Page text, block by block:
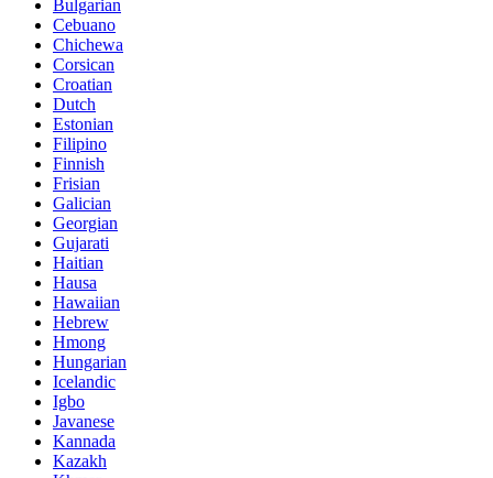
Bulgarian
Cebuano
Chichewa
Corsican
Croatian
Dutch
Estonian
Filipino
Finnish
Frisian
Galician
Georgian
Gujarati
Haitian
Hausa
Hawaiian
Hebrew
Hmong
Hungarian
Icelandic
Igbo
Javanese
Kannada
Kazakh